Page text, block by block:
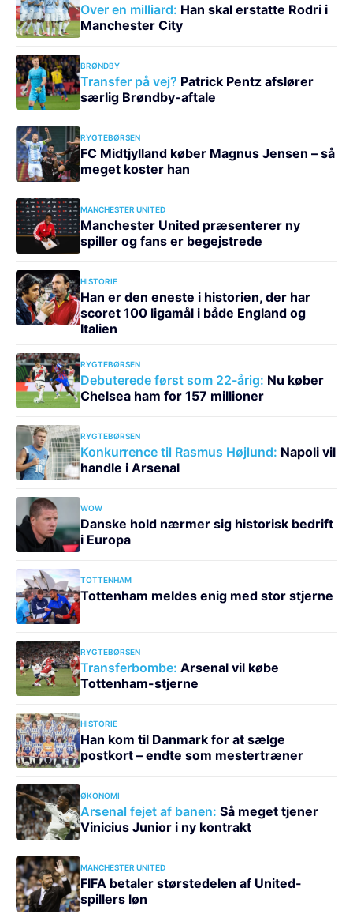
Over en milliard: Han skal erstatte Rodri i
Manchester City
BRØNDBY
Transfer på vej? Patrick Pentz afslører
særlig Brøndby-aftale
RYGTEBØRSEN
FC Midtjylland køber Magnus Jensen – så
meget koster han
MANCHESTER UNITED
Manchester United præsenterer ny
spiller og fans er begejstrede
HISTORIE
Han er den eneste i historien, der har
scoret 100 ligamål i både England og
Italien
RYGTEBØRSEN
Debuterede først som 22-årig: Nu køber
Chelsea ham for 157 millioner
RYGTEBØRSEN
Konkurrence til Rasmus Højlund: Napoli vil
handle i Arsenal
WOW
Danske hold nærmer sig historisk bedrift
i Europa
TOTTENHAM
Tottenham meldes enig med stor stjerne
RYGTEBØRSEN
Transferbombe: Arsenal vil købe
Tottenham-stjerne
HISTORIE
Han kom til Danmark for at sælge
postkort – endte som mestertræner
ØKONOMI
Arsenal fejet af banen: Så meget tjener
Vinicius Junior i ny kontrakt
MANCHESTER UNITED
FIFA betaler størstedelen af United-
spillers løn